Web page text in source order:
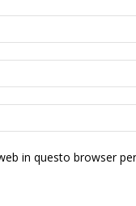
in questo browser